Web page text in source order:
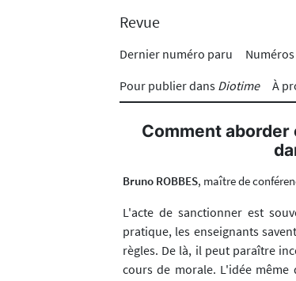
Revue
Dernier numéro paru
Pour publier dans Diotime À
Comment
Bruno ROBBES, maître de
L'acte de sanctionner est
pratique, les enseignants
règles. De là, il peut paraître
cours de morale. L'idée